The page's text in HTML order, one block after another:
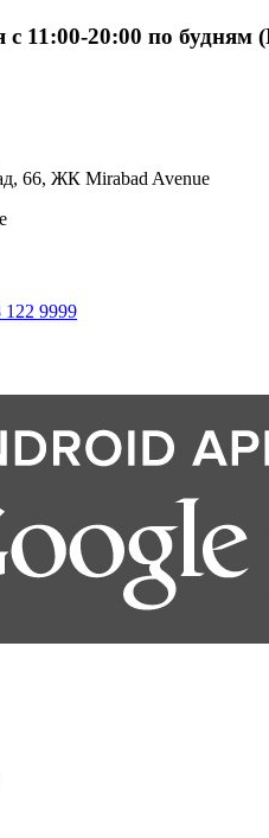
11:00-20:00 по будням
66, ЖК Mirabad Avenue
122 9999